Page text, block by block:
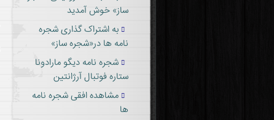
ساز» خوش آمدید
به اشتراک گذاری شجره
نامه ها در«شجره ساز»
شجره نامه دیگو مارادونا
ستاره فوتبال آرژانتین
مشاهده افقی شجره نامه
ها